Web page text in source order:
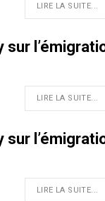
LIRE LA SUITE...
sur
LIRE LA SUITE...
sur
LIRE LA SUITE...